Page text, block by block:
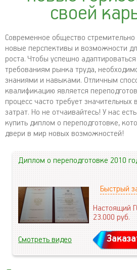
своей
Современное общество стремительно
новые перспективы и возможности
роста. Чтобы успешно
требованиям рынка труда,
знаниями и навыками. Отличным
квалификацию является
процесс часто требует
затрат. Но не отчаивайтесь! У нас
купить диплом о переподготовке,
двери в мир новых возможностей!
Диплом о переподготовке 2010
Быстрый
Настоящий
23.000руб.
Смотреть видео